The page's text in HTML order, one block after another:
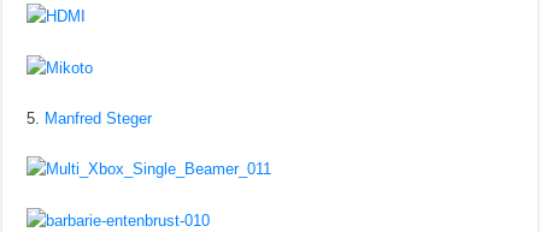
5. Manfred Steger